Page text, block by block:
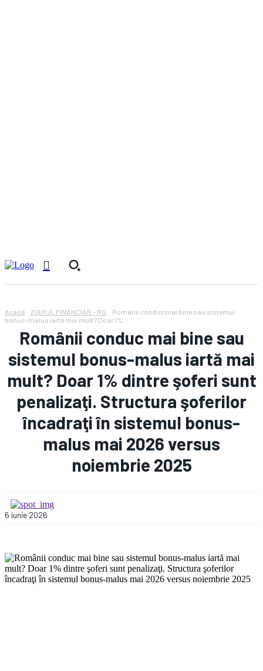
Acasă ZIARUL FINANCIAR - RS
Românii conduc mai bine sau sistemul
bonus-malus iartă mai mult? Doar 1%...
Românii conduc mai bine sau
sistemul bonus-malus iartă mai
mult? Doar 1% dintre şoferi sunt
penalizaţi. Structura şoferilor
încadraţi în sistemul bonus-
malus mai 2026 versus
noiembrie 2025
6 iunie 2026